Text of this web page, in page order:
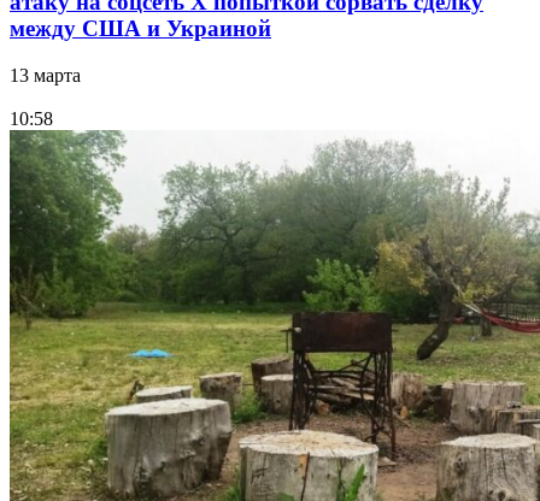
между США и Украиной
13 марта
10:58